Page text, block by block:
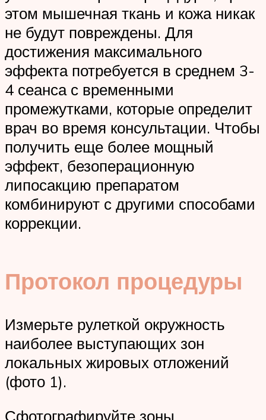
этом мышечная ткань и кожа никак
не будут повреждены. Для
достижения максимального
эффекта потребуется в среднем 3-
4 сеанса с временными
промежутками, которые определит
врач во время консультации. Чтобы
получить еще более мощный
эффект, безоперационную
липосакцию препаратом
комбинируют с другими способами
коррекции.
Протокол процедуры
Измерьте рулеткой окружность
наиболее выступающих зон
локальных жировых отложений
(фото 1).
Сфотографируйте зоны